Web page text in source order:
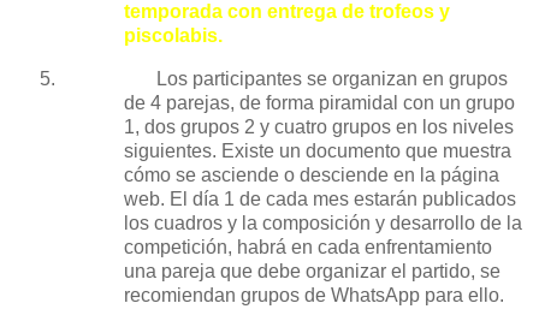
temporada con entrega de trofeos y
piscolabis.
5.
Los participantes se organizan en grupos
de 4 parejas, de forma piramidal con un grupo
1, dos grupos 2 y cuatro grupos en los niveles
siguientes. Existe un documento que muestra
cómo se asciende o desciende en la página
web. El día 1 de cada mes estarán publicados
los cuadros y la composición y desarrollo de la
competición, habrá en cada enfrentamiento
una pareja que debe organizar el partido, se
recomiendan grupos de WhatsApp para ello.